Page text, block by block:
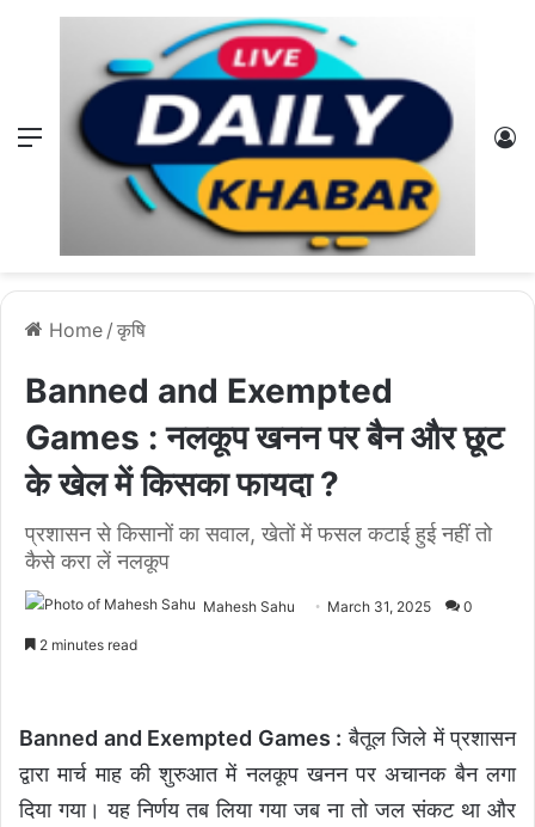
Menu
Home / कृषि
Banned and Exempted
Games : नलकूप खनन पर बैन और छूट
के खेल में किसका फायदा ?
प्रशासन से किसानों का सवाल, खेतों में फसल कटाई हुई नहीं तो
कैसे करा लें नलकूप
Mahesh Sahu March 31, 2025 0
2 minutes read
Banned and Exempted Games : बैतूल जिले में प्रशासन
द्वारा मार्च माह की शुरुआत में नलकूप खनन पर अचानक बैन लगा
दिया गया। यह निर्णय तब लिया गया जब ना तो जल संकट था और